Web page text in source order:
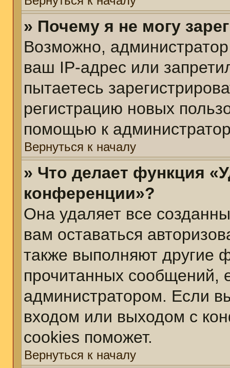
» Почему я не могу
Возможно,
ваш IP-адрес или
пытаетесь
регистрацию новых
помощью к
Вернуться к началу
» Что делает функция
конференции»?
Она удаляет все
вам оставаться
также выполняют другие
прочитанных сообщений,
администратором. Если
входом или выходом с
cookies поможет.
Вернуться к началу